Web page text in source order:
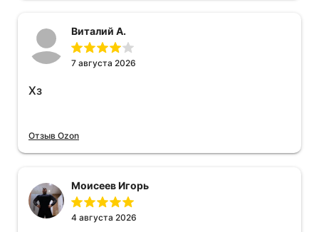
Виталий А.
7 августа 2026
Хз
Отзыв Ozon
Моисеев Игорь
4 августа 2026